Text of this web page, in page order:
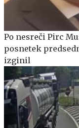
Po nesreči Pirc
posnetek
izginil